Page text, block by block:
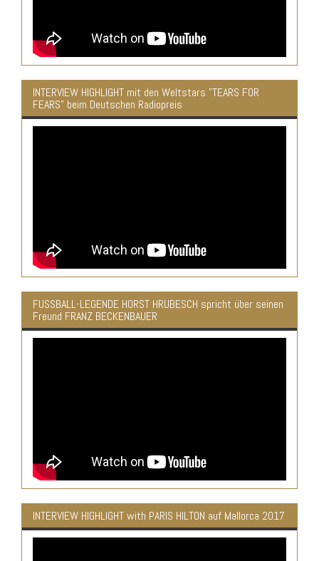
INTERVIEW HIGHLIGHT mit den Weltstars "TEARS FOR
FEARS" beim Deutschen Radiopreis
FUSSBALL-LEGENDE HORST HRUBESCH spricht über seinen
Freund FRANZ BECKENBAUER
INTERVIEW HIGHLIGHT with PARIS HILTON auf Mallorca 2017